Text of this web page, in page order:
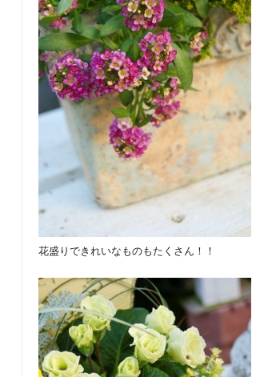
花盛りできれいなものもたくさん！！